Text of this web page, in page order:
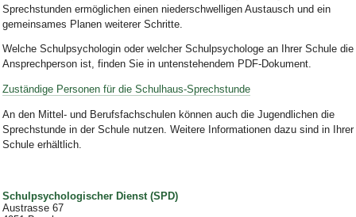
Sprechstunden ermöglichen einen niederschwelligen Austausch und ein
gemeinsames Planen weiterer Schritte.
Welche Schulpsychologin oder welcher Schulpsychologe an Ihrer Schule die
Ansprechperson ist, finden Sie in untenstehendem PDF-Dokument.
Zuständige Personen für die Schulhaus-Sprechstunde
An den Mittel- und Berufsfachschulen können auch die Jugendlichen die
Sprechstunde in der Schule nutzen. Weitere Informationen dazu sind in Ihrer
Schule erhältlich.
Schulpsychologischer Dienst (SPD)
Austrasse 67